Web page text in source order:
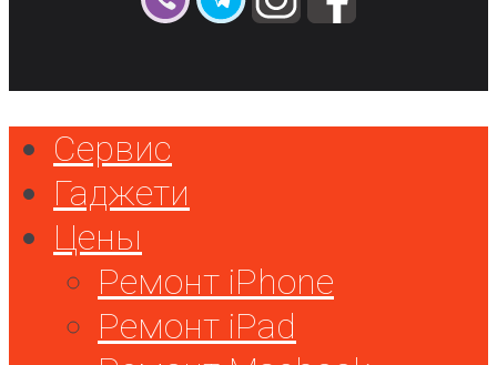
Сервис
Гаджети
Цены
Ремонт iPhone
Ремонт iPad